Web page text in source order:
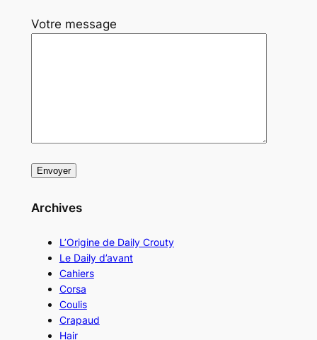
Votre message
Archives
L’Origine de Daily Crouty
Le Daily d’avant
Cahiers
Corsa
Coulis
Crapaud
Hair